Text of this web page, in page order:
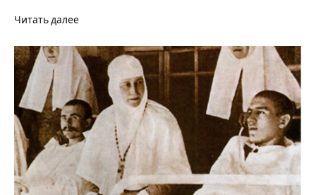
Читать далее